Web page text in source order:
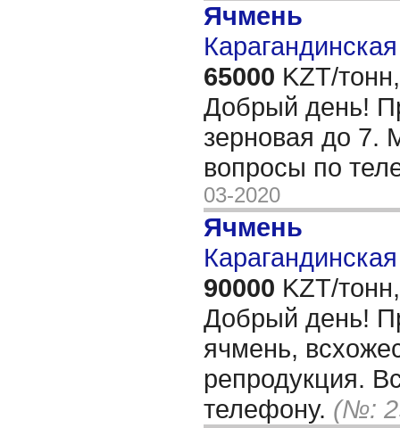
Ячмень
65000 KZT/тонн,
Добрый день!
зерновая до
вопросы по
03-2020
Ячмень
90000 KZT/тонн,
Добрый день!
ячмень,
репродукция.
телефону. (№: